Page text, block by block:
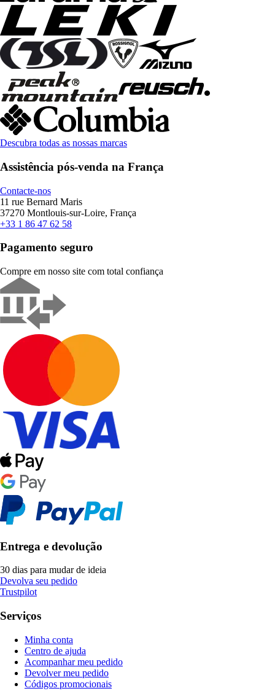
Descubra todas as nossas marcas
Assistência pós-venda na França
Contacte-nos
11 rue Bernard Maris
37270 Montlouis-sur-Loire, França
+33 1 86 47 62 58
Pagamento seguro
Compre em nosso site com total confiança
Entrega e devolução
30 dias para mudar de ideia
Devolva seu pedido
Trustpilot
Serviços
Minha conta
Centro de ajuda
Acompanhar meu pedido
Devolver meu pedido
Códigos promocionais